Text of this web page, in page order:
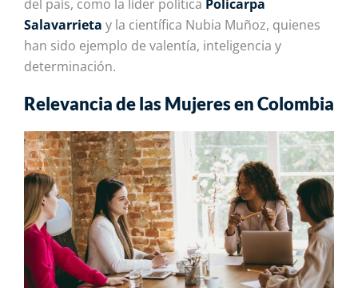
del país, como la líder política Policarpa
Salavarrieta y la científica Nubia Muñoz, quienes
han sido ejemplo de valentía, inteligencia y
determinación.
Relevancia de las Mujeres en Colombia